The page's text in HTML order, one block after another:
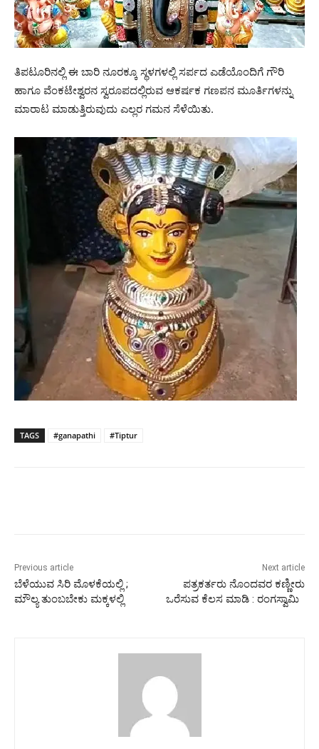
ತಿಪಟೂರಿನಲ್ಲಿ ಈ ಬಾರಿ ನೂರಕ್ಕೂ ಸ್ಥಳಗಳಲ್ಲಿ ಸರ್ಪದ ಎಡೆಯೊಂದಿಗೆ ಗೌರಿ
ಹಾಗೂ ವೆಂಕಟೇಶ್ವರನ ಸ್ವರೂಪದಲ್ಲಿರುವ ಆಕರ್ಷಕ ಗಣಪನ ಮೂರ್ತಿಗಳನ್ನು
ಮಾರಾಟ ಮಾಡುತ್ತಿರುವುದು ಎಲ್ಲರ ಗಮನ ಸೆಳೆಯಿತು.
TAGS #ganapathi #Tiptur
Previous article
ಬೆಳೆಯುವ ಸಿರಿ ಮೊಳಕೆಯಲ್ಲಿ ;
ಮೌಲ್ಯ ತುಂಬಬೇಕು ಮಕ್ಕಳಲ್ಲಿ
Next article
ಪತ್ರಕರ್ತರು ನೊಂದವರ ಕಣ್ಣೀರು
ಒರೆಸುವ ಕೆಲಸ ಮಾಡಿ : ರಂಗಸ್ವಾಮಿ